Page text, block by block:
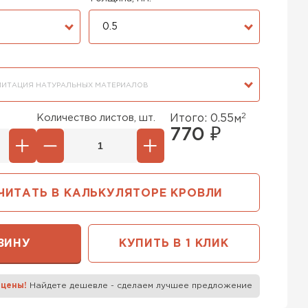
0.5
НАТУРАЛЬНЫХ МАТЕРИАЛОВ
Количество листов, шт. Итого: 0.55м2
770 ₽
В КАЛЬКУЛЯТОРЕ КРОВЛИ
КУПИТЬ В 1 КЛИК
Найдете дешевле - сделаем лучшее предложение